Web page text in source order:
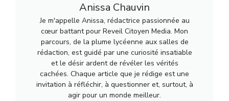
Anissa Chauvin
Je m'appelle Anissa, rédactrice passionnée au
cœur battant pour Reveil Citoyen Media. Mon
parcours, de la plume lycéenne aux salles de
rédaction, est guidé par une curiosité insatiable
et le désir ardent de révéler les vérités
cachées. Chaque article que je rédige est une
invitation à réfléchir, à questionner et, surtout, à
agir pour un monde meilleur.